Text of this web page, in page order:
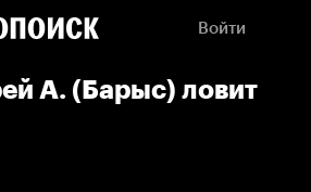
Войти
А. (Барыс) ловит